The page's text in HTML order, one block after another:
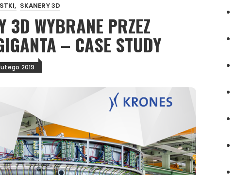
SKANERY 3D
3D WYBRANE PRZEZ
– CASE STUDY
2019